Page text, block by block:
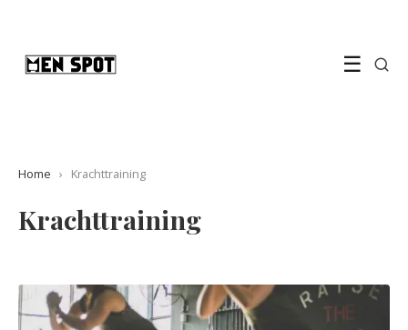
☰
Home › Krachttraining
Krachttraining